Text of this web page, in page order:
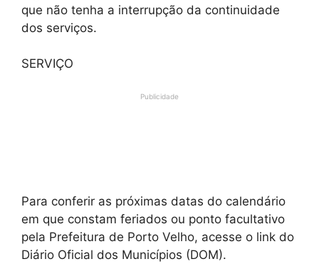
que não tenha a interrupção da continuidade
dos serviços.
SERVIÇO
Publicidade
Para conferir as próximas datas do calendário
em que constam feriados ou ponto facultativo
pela Prefeitura de Porto Velho, acesse o link do
Diário Oficial dos Municípios (DOM).